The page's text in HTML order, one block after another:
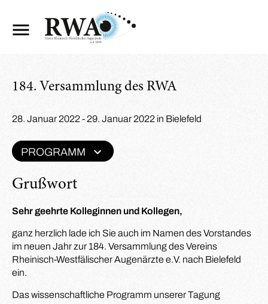
184. Versammlung des RWA
Grußwort
Sehr geehrte Kolleginnen und Kollegen,
ganz herzlich lade ich Sie auch im Namen des Vorstandes
im neuen Jahr zur 184. Versammlung des Vereins
Rheinisch-Westfälischer Augenärzte e.V. nach Bielefeld
ein.
Das wissenschaftliche Programm unserer Tagung
28. Januar 2022 - 29. Januar 2022 in Bielefeld
PROGRAMM